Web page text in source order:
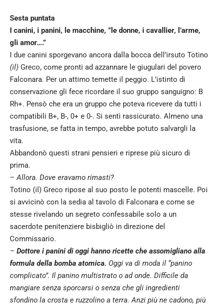
Sesta puntata
I canini, i panini, le macchine, ”le donne, i cavallier, l’arme,
gli amor….”
I due canini sporgevano ancora dalla bocca dell’irsuto Totino
(il) Greco, come pronti ad azzannare le giugulari del povero
Falconara. Per un attimo temette il peggio. L’istinto di
conservazione gli fece ricordare il suo gruppo sanguigno: B
Rh+. Pensò che era un gruppo che poteva ricevere da tutti i
compatibili B+, B-, 0+ e 0-. Si sentì rassicurato. Almeno una
trasfusione, se fatta in tempo, avrebbe potuto salvargli la
vita.
Abbandonò questi strani pensieri e riprese più sicuro di
prima.
– Allora. Dove eravamo rimasti?
Totino (il) Greco ripose al suo posto le potenti mascelle. Poi
si avvicinò con la sedia al tavolo di Falconara e come se
stesse rivelando un segreto confessabile solo a un
sacerdote penitenziere bisbigliò in direzione del
Commissario.
– Dottore i panini di oggi hanno ricette che assomigliano alla
formula della bomba atomica. Oggi va di moda il “panino
complicato”. Il panino multistrato o ad onde. Difficile da
mangiare senza sporcarsi o senza che gli ingredienti
sfondino la crosta e ruzzolino a terra. Anzi più ne cadono, più